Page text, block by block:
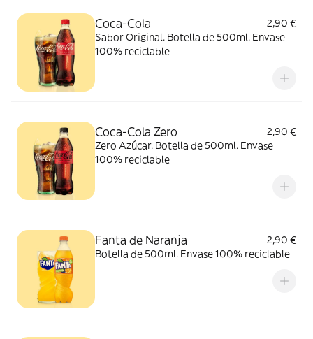
Coca-Cola
2,90 €
Sabor Original. Botella de 500ml. Envase
100% reciclable
Coca-Cola Zero
2,90 €
Zero Azúcar. Botella de 500ml. Envase
100% reciclable
Fanta de Naranja
2,90 €
Botella de 500ml. Envase 100% reciclable